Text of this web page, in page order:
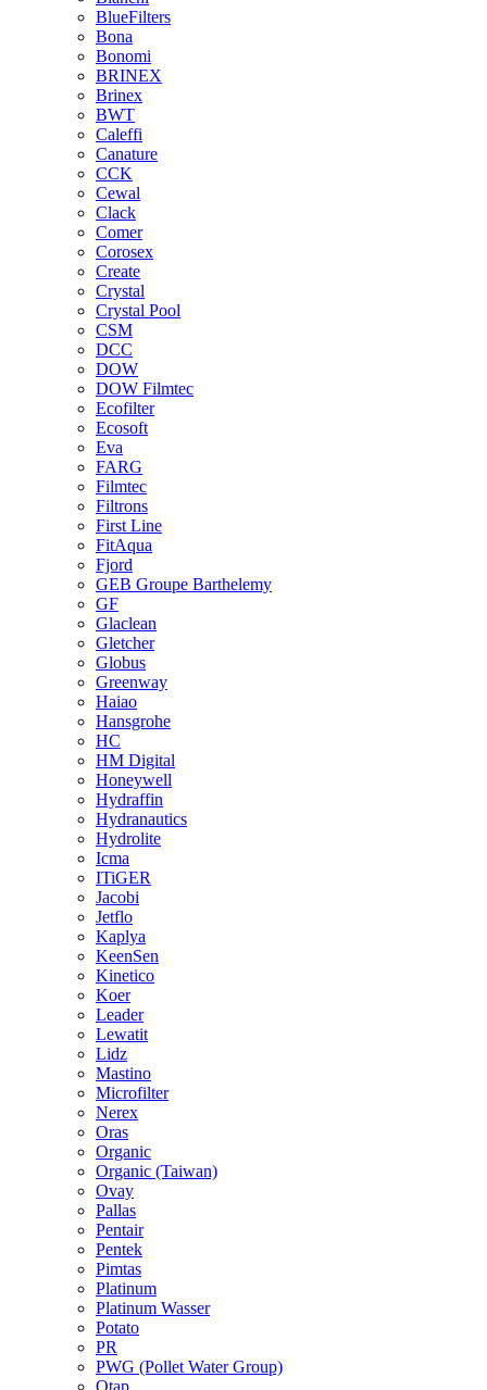
BlueFilters
Bona
Bonomi
BRINEX
Brinex
BWT
Caleffi
Canature
CCK
Cewal
Clack
Comer
Corosex
Create
Crystal
Crystal Pool
CSM
DCC
DOW
DOW Filmtec
Ecofilter
Ecosoft
Eva
FARG
Filmtec
Filtrons
First Line
FitAqua
Fjord
GEB Groupe Barthelemy
GF
Glaclean
Gletcher
Globus
Greenway
Haiao
Hansgrohe
HC
HM Digital
Honeywell
Hydraffin
Hydranautics
Hydrolite
Icma
ITiGER
Jacobi
Jetflo
Kaplya
KeenSen
Kinetico
Koer
Leader
Lewatit
Lidz
Mastino
Microfilter
Nerex
Oras
Organic
Organic (Taiwan)
Ovay
Pallas
Pentair
Pentek
Pimtas
Platinum
Platinum Wasser
Potato
PR
PWG (Pollet Water Group)
Qtap